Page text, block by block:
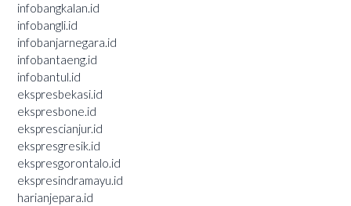
infobangkalan.id
infobangli.id
infobanjarnegara.id
infobantaeng.id
infobantul.id
ekspresbekasi.id
ekspresbone.id
eksprescianjur.id
ekspresgresik.id
ekspresgorontalo.id
ekspresindramayu.id
harianjepara.id